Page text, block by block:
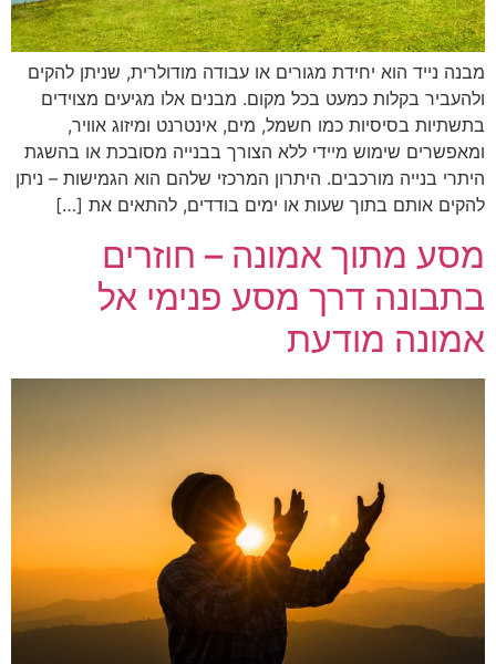
מבנה נייד הוא יחידת מגורים או עבודה מודולרית, שניתן להקים
ולהעביר בקלות כמעט בכל מקום. מבנים אלו מגיעים מצוידים
בתשתיות בסיסיות כמו חשמל, מים, אינטרנט ומיזוג אוויר,
ומאפשרים שימוש מיידי ללא הצורך בבנייה מסובכת או בהשגת
היתרי בנייה מורכבים. היתרון המרכזי שלהם הוא הגמישות – ניתן
להקים אותם בתוך שעות או ימים בודדים, להתאים את […]
מסע מתוך אמונה – חוזרים
בתבונה דרך מסע פנימי אל
אמונה מודעת